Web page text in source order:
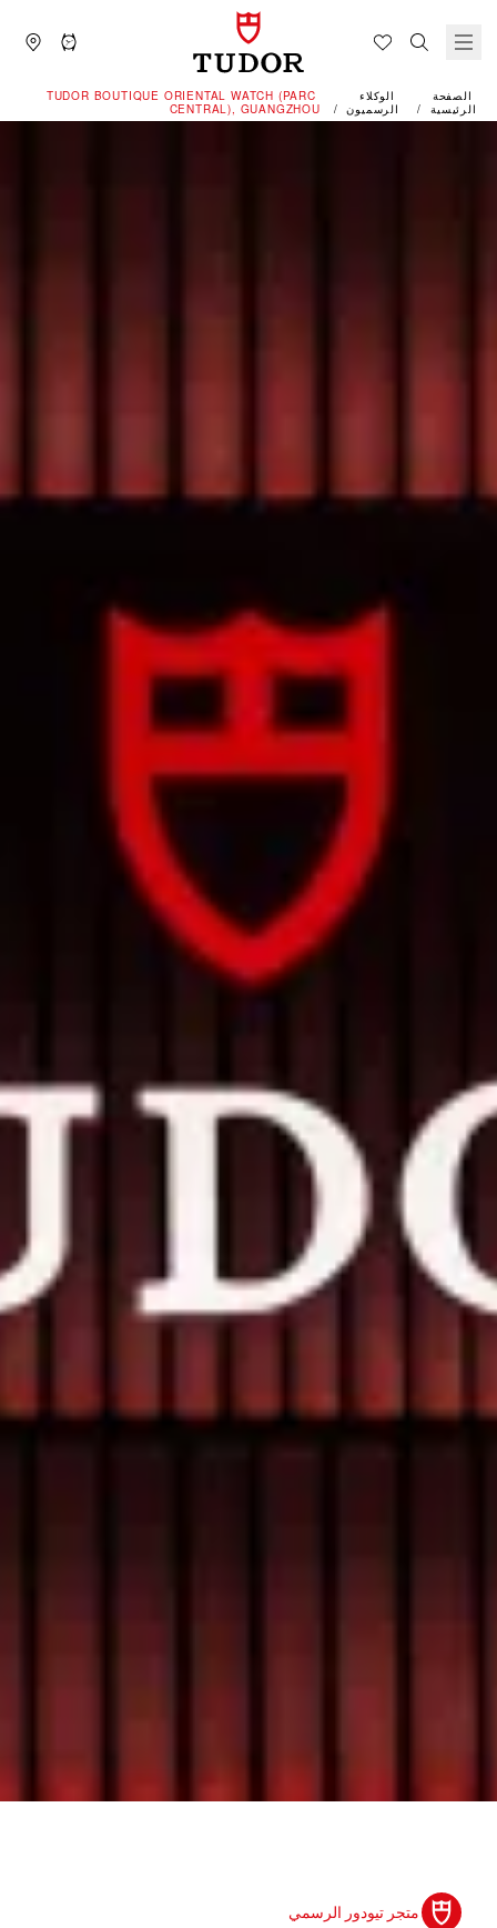
الصفحة
الرئيسية
الوكلاء
الرسميون
‭TUDOR BOUTIQUE ORIENTAL WATCH (PARC
CENTRAL), GUANGZHOU‬
متجر تيودور الرسمي